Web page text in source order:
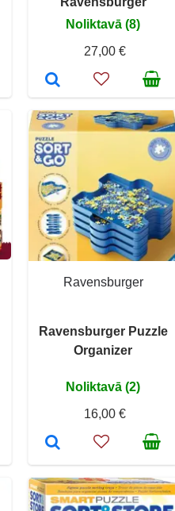
Noliktavā (8)
27,00 €
Ravensburger
Ravensburger Puzzle
Organizer
Noliktavā (2)
16,00 €